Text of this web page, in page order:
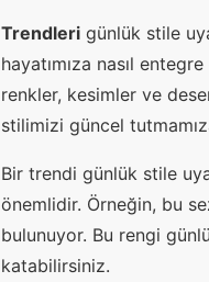
Trendleri günlük stile
hayatımıza nasıl
renkler, kesimler ve
stilimizi güncel
Bir trendi günlük stile
önemlidir. Örneğin, bu
bulunuyor. Bu rengi
katabilirsiniz.